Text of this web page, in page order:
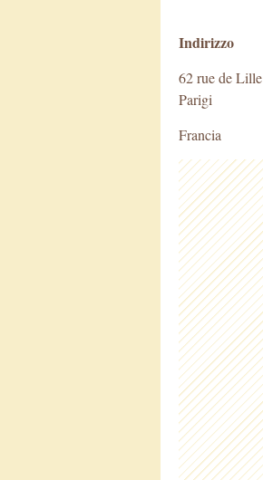
Indirizzo
62 rue de Lille
Parigi
Francia